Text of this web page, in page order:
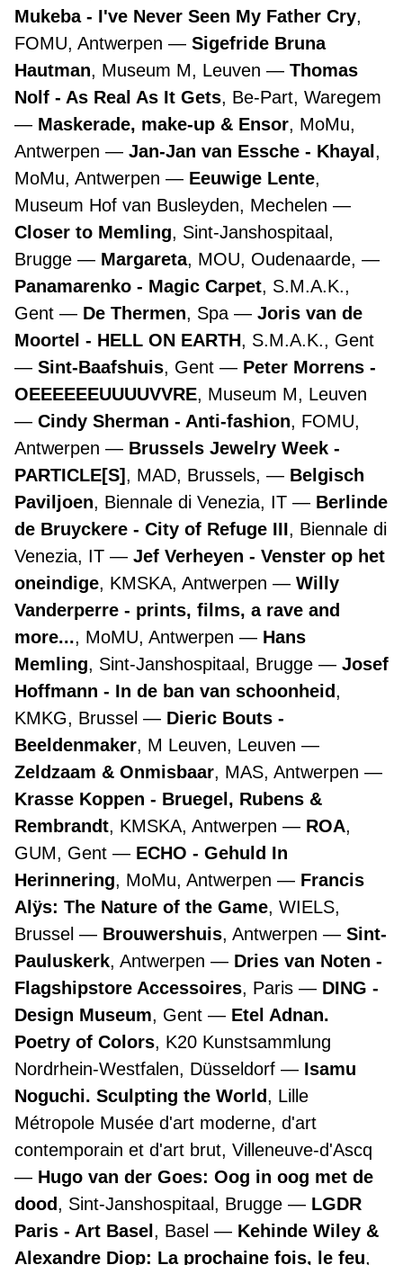
Mukeba - I've Never Seen My Father Cry,
FOMU, Antwerpen
Sigefride Bruna
Hautman, Museum M, Leuven
Thomas
Nolf - As Real As It Gets, Be-Part, Waregem
Maskerade, make-up & Ensor, MoMu,
Antwerpen
Jan-Jan van Essche - Khayal ,
MoMu, Antwerpen
Eeuwige Lente,
Museum Hof van Busleyden, Mechelen
Closer to Memling, Sint-Janshospitaal,
Brugge
Margareta, MOU, Oudenaarde,
Panamarenko - Magic Carpet, S.M.A.K.,
Gent
De Thermen, Spa
Joris van de
Moortel - HELL ON EARTH, S.M.A.K., Gent
Sint-Baafshuis, Gent
Peter Morrens -
OEEEEEEUUUUVVRE, Museum M, Leuven
Cindy Sherman - Anti-fashion, FOMU,
Antwerpen
Brussels Jewelry Week -
PARTICLE[S] , MAD, Brussels,
Belgisch
Paviljoen, Biennale di Venezia, IT
Berlinde
de Bruyckere - City of Refuge III, Biennale di
Venezia, IT
Jef Verheyen - Venster op het
oneindige, KMSKA, Antwerpen
Willy
Vanderperre - prints, films, a rave and
more..., MoMU, Antwerpen
Hans
Memling, Sint-Janshospitaal, Brugge
Josef
Hoffmann - In de ban van schoonheid,
KMKG, Brussel
Dieric Bouts -
Beeldenmaker, M Leuven, Leuven
Zeldzaam & Onmisbaar, MAS, Antwerpen
Krasse Koppen - Bruegel, Rubens &
Rembrandt, KMSKA, Antwerpen ROA,
GUM, Gent
ECHO - Gehuld In
Herinnering, MoMu, Antwerpen
Francis
Alÿs: The Nature of the Game, WIELS,
Brussel
Brouwershuis, Antwerpen
Sint-
Pauluskerk, Antwerpen
Dries van Noten -
Flagshipstore Accessoires, Paris
DING -
Design Museum, Gent
Etel Adnan.
Poetry of Colors, K20 Kunstsammlung
Nordrhein-Westfalen, Düsseldorf
Isamu
Noguchi. Sculpting the World, Lille
Métropole Musée d'art moderne, d'art
contemporain et d'art brut, Villeneuve-d'Ascq
Hugo van der Goes: Oog in oog met de
dood, Sint-Janshospitaal, Brugge
LGDR
Paris - Art Basel , Basel
Kehinde Wiley &
Alexandre Diop: La prochaine fois, le feu,